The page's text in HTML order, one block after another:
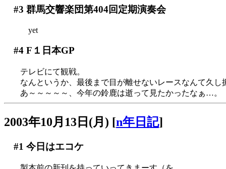
#3 群馬交響楽団第404回定期演奏会
yet
#4F１日本GP
テレビにて観戦。
なんというか、最後まで目が離せないレースなんて久し
あ～～～～～、今年の鈴鹿は逝って見たかったなぁ…。
2003年10月13日(月) [n年日記]
#1 今日はエコケ